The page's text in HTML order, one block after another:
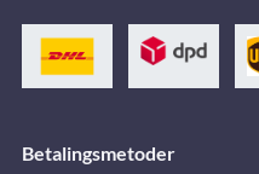
Betalingsmetoder